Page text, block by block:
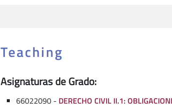
Teaching
Asignaturas de Grado:
66022090 - DERECHO CIVIL II.1: